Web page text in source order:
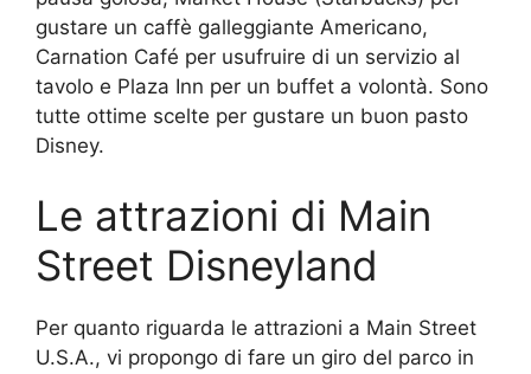
gustare un caffè galleggiante Americano,
Carnation Café per usufruire di un servizio al
tavolo e Plaza Inn per un buffet a volontà. Sono
tutte ottime scelte per gustare un buon pasto
Disney.
Le attrazioni di Main
Street Disneyland
Per quanto riguarda le attrazioni a Main Street
U.S.A., vi propongo di fare un giro del parco in